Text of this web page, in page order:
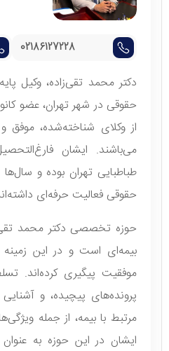
02186127228
دکتر محمد تقی‌زاده، وکیل
حقوقی در شهر تهران، عضو
از وکلای شناخته‌شده، موفق
می‌باشند. ایشان
طباطبایی تهران بوده و
حقوقی فعالیت حرفه‌ای
حوزه تخصصی دکتر محمد
بیمه‌ای است و در این زمینه
موفقیت پیگیری کرده‌اند.
پرونده‌های پیچیده، و
مرتبط با بیمه، از جمله
ایشان در این حوزه به